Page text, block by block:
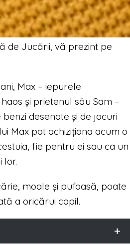
de Jucării, vă prezint pe
Max – iepurele
și prietenul său Sam –
desenate și de jocuri
Max pot achiziționa acum o
fie pentru ei sau ca un
lor.
moale și pufoasă, poate
a oricărui copil.